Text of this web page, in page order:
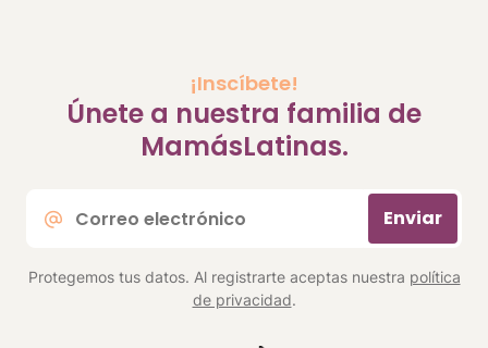
¡Inscíbete!
Únete a nuestra familia de
MamásLatinas.
electrónico
Enviar
Protegemos tus datos. Al registrarte aceptas nuestra política
de privacidad.